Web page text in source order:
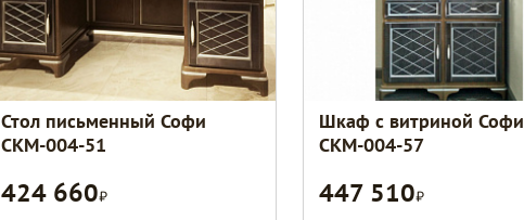
Стол письменный Софи
СКМ-004-51
424 660Р
Шкаф с витриной Софи
СКМ-004-57
447 510Р